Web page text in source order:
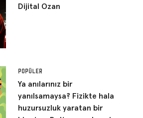
Dijital Ozan
POPÜLER
Ya anılarınız bir
yanılsamaysa? Fizikte hala
huzursuzluk yaratan bir